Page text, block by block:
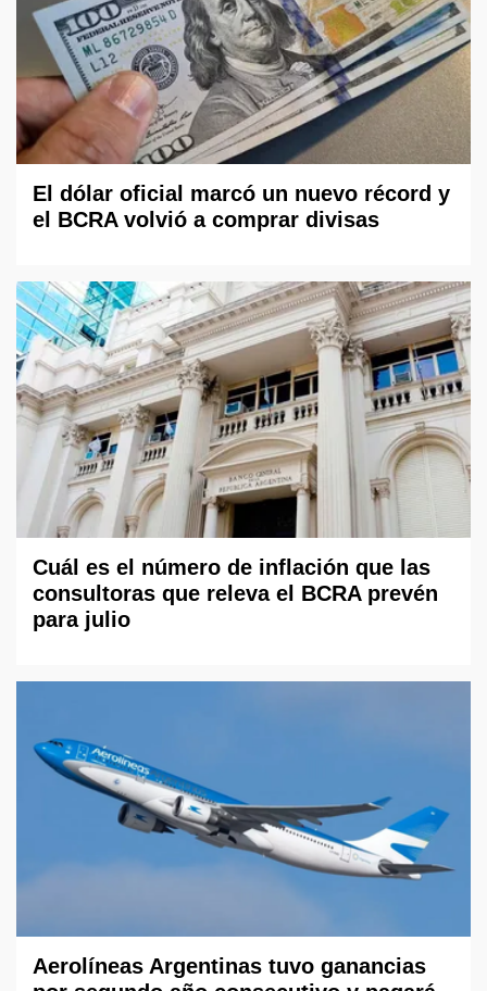
El dólar oficial marcó un nuevo récord y
el BCRA volvió a comprar divisas
Cuál es el número de inflación que las
consultoras que releva el BCRA prevén
para julio
Aerolíneas Argentinas tuvo ganancias